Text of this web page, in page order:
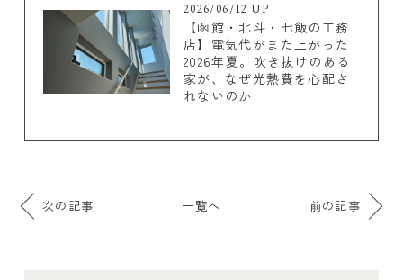
2026/06/12 UP
【函館・北斗・七飯の工務
店】電気代がまた上がった
2026年夏。吹き抜けのある
家が、なぜ光熱費を心配さ
れないのか
次の記事 一覧へ 前の記事